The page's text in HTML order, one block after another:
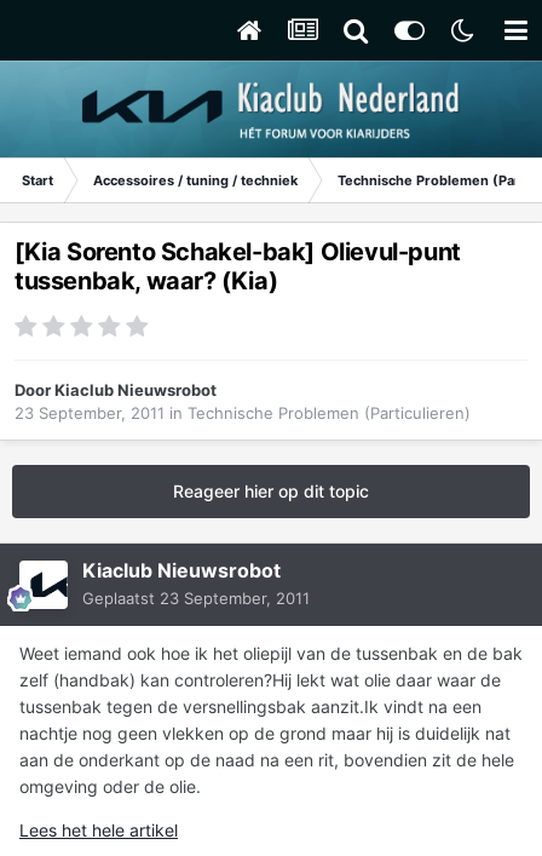
Start Accessoires / tuning / techniek Technische Problemen
[Kia Sorento Schakel-bak] Olievul-punt
tussenbak, waar? (Kia)
DoorKiaclub Nieuwsrobot
23 September, 2011 in Technische Problemen (Particulieren)
Reageer hier op dit topic
Kiaclub Nieuwsrobot
Geplaatst 23 September, 2011
Weet iemand ook hoe ik het oliepijl van de tussenbak en de bak
zelf (handbak) kan controleren?Hij lekt wat olie daar waar de
tussenbak tegen de versnellingsbak aanzit.Ik vindt na een
nachtje nog geen vlekken op de grond maar hij is duidelijk nat
aan de onderkant op de naad na een rit, bovendien zit de hele
omgeving oder de olie.
Lees het hele artikel